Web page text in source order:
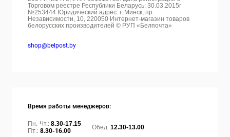
Торговом реестре Республики Беларусь: 30.03.2015г
№253444 Юридический адрес: г. Минск, пр.
Независимости, 10, 220050 Интернет-магазин товаров
белорусских производителей © РУП «Белпочта»
shop@belpost.by
Время работы менеджеров:
Пн.-Чт.: 8.30-17.15
Пт.: 8.30-16.00 Обед: 12.30-13.00